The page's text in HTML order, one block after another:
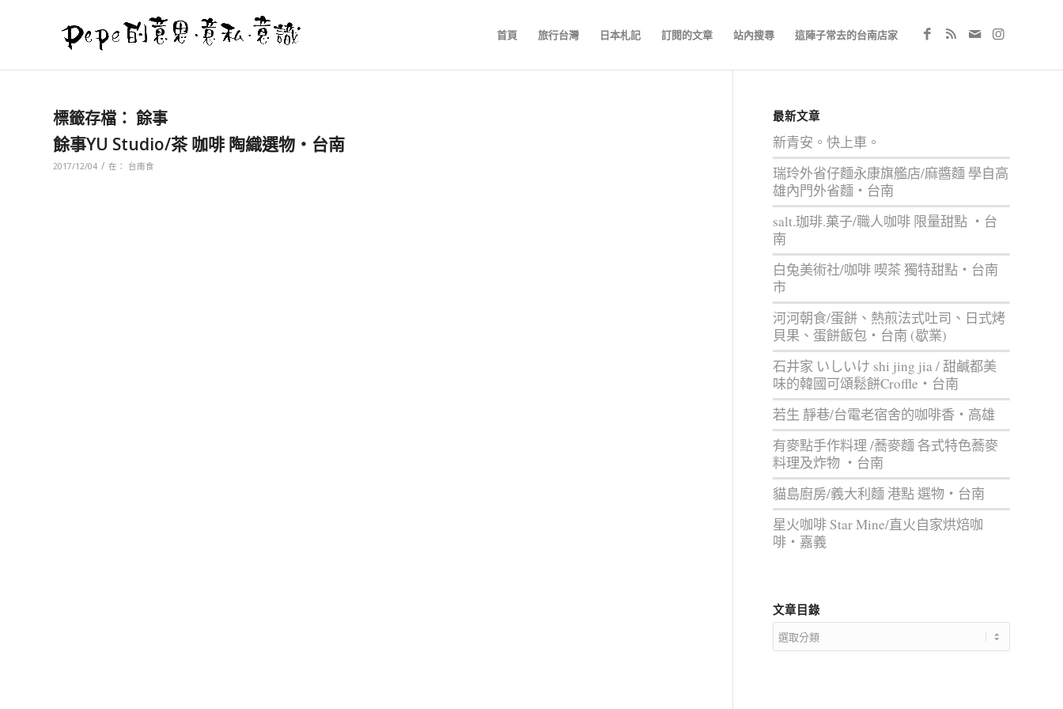
首頁 旅行台灣 日本札記 訂閱的文章 站內搜尋 這陣子常去的台南店家
標籤存檔： 餘事
餘事YU Studio/茶 咖啡 陶織選物‧台南
2017/12/04 / 在： 台南食
最新文章
新青安。快上車。
瑞玲外省仔麵永康旗艦店/麻醬麵 學自高
雄內門外省麵‧台南
salt.珈琲.菓子/職人咖啡 限量甜點 ‧台
南
白兔美術社/咖啡 喫茶 獨特甜點‧台南
市
河河朝食/蛋餅、熱煎法式吐司、日式烤
貝果、蛋餅飯包‧台南 (歇業)
石井家 いしいけ shi jing jia / 甜鹹都美
味的韓國可頌鬆餅Croffle‧台南
若生 靜巷/台電老宿舍的咖啡香‧高雄
有麥點手作料理 /蕎麥麵 各式特色蕎麥
料理及炸物 ‧台南
貓島廚房/義大利麵 港點 選物‧台南
星火咖啡 Star Mine/直火自家烘焙咖
啡‧嘉義
文章目錄
文
章